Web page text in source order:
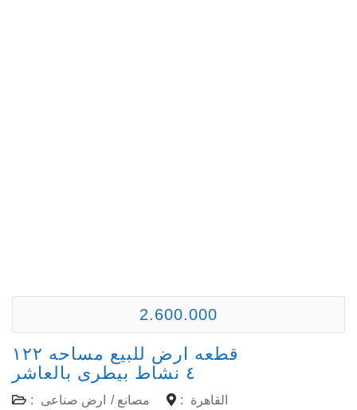
2.600.000
قطعه ارض للبيع مساحه ١٢٢
٤ نشاط بيطرى بالعاشر
: مصانع / ارض صناعى :
القاهرة